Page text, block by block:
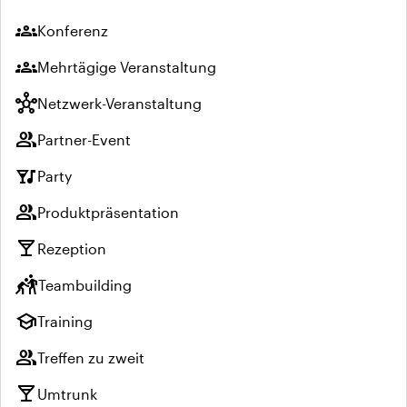
groupsKonferenz
groupsMehrtägige Veranstaltung
hubNetzwerk-Veranstaltung
groupPartner-Event
nightlifeParty
groupProduktpräsentation
local_bar Rezeption
sports_kabaddiTeambuilding
schoolTraining
groupTreffen zu zweit
local_bar Umtrunk